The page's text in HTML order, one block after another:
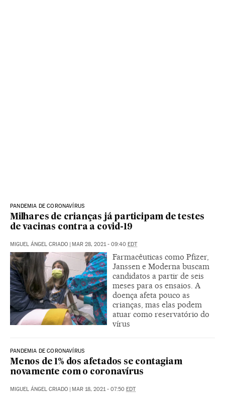
PANDEMIA DE CORONAVÍRUS
Milhares de crianças já participam de testes
de vacinas contra a covid-19
MIGUEL ÁNGEL CRIADO | MAR 28, 2021 - 09:40 EDT
Farmacêuticas como Pfizer,
Janssen e Moderna buscam
candidatos a partir de seis
meses para os ensaios. A
doença afeta pouco as
crianças, mas elas podem
atuar como reservatório do
vírus
PANDEMIA DE CORONAVÍRUS
Menos de 1% dos afetados se contagiam
novamente com o coronavírus
MIGUEL ÁNGEL CRIADO | MAR 18, 2021 - 07:50 EDT